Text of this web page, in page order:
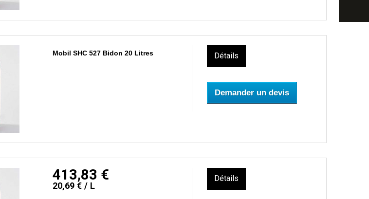
Mobil SHC 527 Bidon 20 Litres Détails
Demander un devis
413,83 €
20,69 € / L
Détails